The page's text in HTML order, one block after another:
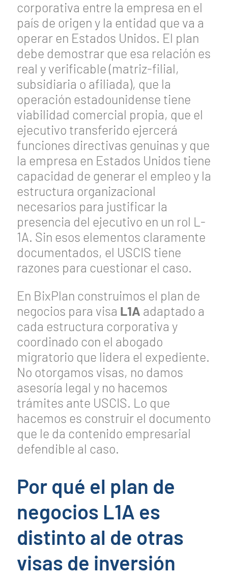
corporativa entre la empresa en el
país de origen y la entidad que va a
operar en Estados Unidos. El plan
debe demostrar que esa relación es
real y verificable (matriz-filial,
subsidiaria o afiliada), que la
operación estadounidense tiene
viabilidad comercial propia, que el
ejecutivo transferido ejercerá
funciones directivas genuinas y que
la empresa en Estados Unidos tiene
capacidad de generar el empleo y la
estructura organizacional
necesarios para justificar la
presencia del ejecutivo en un rol L-
1A. Sin esos elementos claramente
documentados, el USCIS tiene
razones para cuestionar el caso.
En BixPlan construimos el plan de
negocios para visa L1A adaptado a
cada estructura corporativa y
coordinado con el abogado
migratorio que lidera el expediente.
No otorgamos visas, no damos
asesoría legal y no hacemos
trámites ante USCIS. Lo que
hacemos es construir el documento
que le da contenido empresarial
defendible al caso.
Por qué el plan de
negocios L1A es
distinto al de otras
visas de inversión